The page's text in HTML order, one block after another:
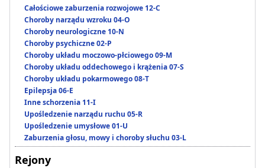
Całościowe zaburzenia rozwojowe 12-C
Choroby narządu wzroku 04-O
Choroby neurologiczne 10-N
Choroby psychiczne 02-P
Choroby układu moczowo-płciowego 09-M
Choroby układu oddechowego i krążenia 07-S
Choroby układu pokarmowego 08-T
Epilepsja 06-E
Inne schorzenia 11-I
Upośledzenie narządu ruchu 05-R
Upośledzenie umysłowe 01-U
Zaburzenia głosu, mowy i choroby słuchu 03-L
Rejony